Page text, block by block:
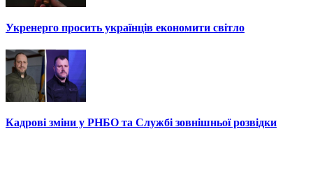
Укренерго просить українців економити світло
Кадрові зміни у РНБО та Службі зовнішньої розвідки